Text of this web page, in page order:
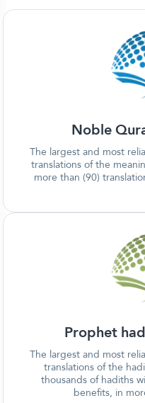
Noble
The largest and most
translations of the
more than (90)
Prophet
The largest and most
translations of the
thousands of hadiths
benefits, in